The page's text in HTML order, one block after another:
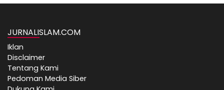
JURNALISLAM.COM
Iklan
Disclaimer
Tentang Kami
Pedoman Media Siber